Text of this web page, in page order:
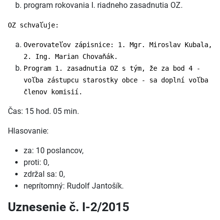
program rokovania I. riadneho zasadnutia OZ.
OZ schvaľuje:
Overovateľov zápisnice: 1. Mgr. Miroslav Kubala,
2. Ing. Marian Chovaňák.
Program 1. zasadnutia OZ s tým, že za bod 4 -
voľba zástupcu starostky obce - sa doplní voľba
členov komisií.
Čas: 15 hod. 05 min.
Hlasovanie:
za: 10 poslancov,
proti: 0,
zdržal sa: 0,
neprítomný: Rudolf Jantošík.
Uznesenie č. I-2/2015